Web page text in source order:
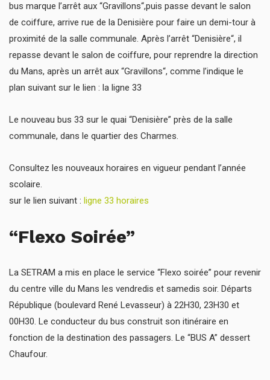
bus marque l’arrêt aux “Gravillons“,puis passe devant le salon
de coiffure, arrive rue de la Denisière pour faire un demi-tour à
proximité de la salle communale. Après l’arrêt “Denisière“, il
repasse devant le salon de coiffure, pour reprendre la direction
du Mans, après un arrêt aux “Gravillons“, comme l’indique le
plan suivant sur le lien : la ligne 33
Le nouveau bus 33 sur le quai “Denisière” près de la salle
communale, dans le quartier des Charmes.
Consultez les nouveaux horaires en vigueur pendant l’année
scolaire.
sur le lien suivant : ligne 33 horaires
“Flexo Soirée”
La SETRAM a mis en place le service “Flexo soirée” pour revenir
du centre ville du Mans les vendredis et samedis soir. Départs
République (boulevard René Levasseur) à 22H30, 23H30 et
00H30. Le conducteur du bus construit son itinéraire en
fonction de la destination des passagers. Le “BUS A” dessert
Chaufour.